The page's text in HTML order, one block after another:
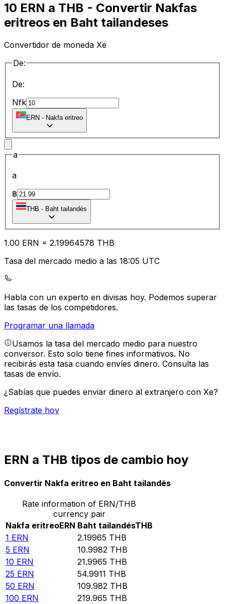
10 ERN a THB - Convertir Nakfas
eritreos en Baht tailandeses
Convertidor de moneda Xe
De:
De:
Nfk
ERN - Nakfa eritreo
a
a
฿
THB - Baht tailandés
1.00 ERN = 2.19964578 THB
Tasa del mercado medio a las 18:05 UTC
Habla con un experto en divisas hoy. Podemos superar
las tasas de los competidores.
Programar una llamada
Usamos la tasa del mercado medio para nuestro
conversor. Esto solo tiene fines informativos. No
recibirás esta tasa cuando envíes dinero. Consulta las
tasas de envío.
¿Sabías que puedes enviar dinero al extranjero con Xe?
Regístrate hoy
ERN a THB tipos de cambio hoy
Convertir Nakfa eritreo en Baht tailandés
Rate information of ERN/THB
currency pair
Nakfa eritreoERN Baht tailandésTHB
1 ERN 2.19965 THB
5 ERN 10.9982 THB
10 ERN 21.9965 THB
25 ERN 54.9911 THB
50 ERN 109.982 THB
100 ERN 219.965 THB